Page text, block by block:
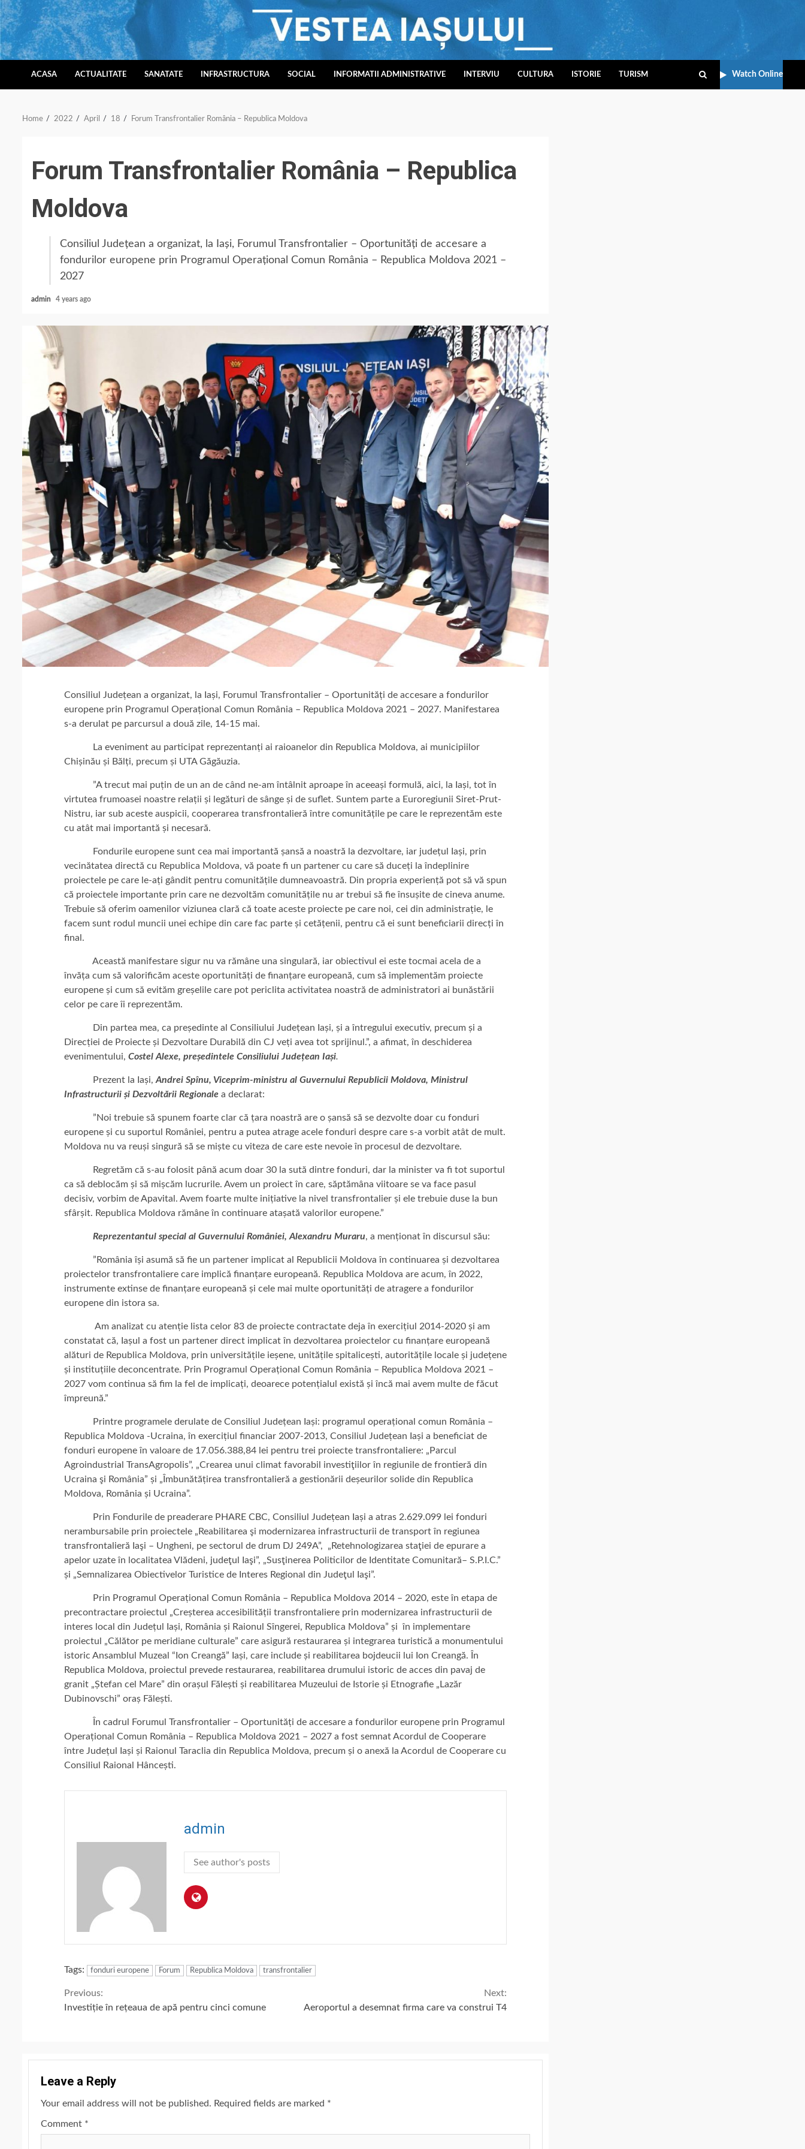
Skip
to
content
ACASA ACTUALITATE SANATATE INFRASTRUCTURA SOCIAL INFORMATII ADMINISTRATIVE INTERVIU CULTURA ISTORIE TURISM Watch Online
Home 2022 April 18 Forum Transfrontalier România – Republica Moldova
Forum Transfrontalier România – Republica
Moldova
Consiliul Județean a organizat, la Iași, Forumul Transfrontalier – Oportunități de accesare a
fondurilor europene prin Programul Operațional Comun România – Republica Moldova 2021 –
2027
admin 4 years ago
Consiliul Județean a organizat, la Iași, Forumul Transfrontalier – Oportunități de accesare a fondurilor
europene prin Programul Operațional Comun România – Republica Moldova 2021 – 2027. Manifestarea
s-a derulat pe parcursul a două zile, 14-15 mai.
La eveniment au participat reprezentanți ai raioanelor din Republica Moldova, ai municipiilor
Chișinău și Bălți, precum și UTA Găgăuzia.
”A trecut mai puțin de un an de când ne-am întâlnit aproape în aceeași formulă, aici, la Iași, tot în
virtutea frumoasei noastre relații și legături de sânge și de suflet. Suntem parte a Euroregiunii Siret-Prut-
Nistru, iar sub aceste auspicii, cooperarea transfrontalieră între comunitățile pe care le reprezentăm este
cu atât mai importantă și necesară.
Fondurile europene sunt cea mai importantă șansă a noastră la dezvoltare, iar județul Iași, prin
vecinătatea directă cu Republica Moldova, vă poate fi un partener cu care să duceți la îndeplinire
proiectele pe care le-ați gândit pentru comunitățile dumneavoastră. Din propria experiență pot să vă spun
că proiectele importante prin care ne dezvoltăm comunitățile nu ar trebui să fie însușite de cineva anume.
Trebuie să oferim oamenilor viziunea clară că toate aceste proiecte pe care noi, cei din administrație, le
facem sunt rodul muncii unei echipe din care fac parte și cetățenii, pentru că ei sunt beneficiarii direcți în
final.
Această manifestare sigur nu va rămâne una singulară, iar obiectivul ei este tocmai acela de a
învăța cum să valorificăm aceste oportunități de finanțare europeană, cum să implementăm proiecte
europene și cum să evităm greșelile care pot periclita activitatea noastră de administratori ai bunăstării
celor pe care îi reprezentăm.
Din partea mea, ca președinte al Consiliului Județean Iași, și a întregului executiv, precum și a
Direcției de Proiecte și Dezvoltare Durabilă din CJ veți avea tot sprijinul.”, a afimat, în deschiderea
evenimentului, Costel Alexe, președintele Consiliului Județean Iași.
Prezent la Iași, Andrei Spînu, Viceprim-ministru al Guvernului Republicii Moldova, Ministrul
Infrastructurii și Dezvoltării Regionale a declarat:
”Noi trebuie să spunem foarte clar că țara noastră are o șansă să se dezvolte doar cu fonduri
europene și cu suportul României, pentru a putea atrage acele fonduri despre care s-a vorbit atât de mult.
Moldova nu va reuși singură să se miște cu viteza de care este nevoie în procesul de dezvoltare.
Regretăm că s-au folosit până acum doar 30 la sută dintre fonduri, dar la minister va fi tot suportul
ca să deblocăm și să mișcăm lucrurile. Avem un proiect în care, săptămâna viitoare se va face pasul
decisiv, vorbim de Apavital. Avem foarte multe inițiative la nivel transfrontalier și ele trebuie duse la bun
sfârșit. Republica Moldova rămâne în continuare atașată valorilor europene.”
Reprezentantul special al Guvernului României, Alexandru Muraru, a menționat în discursul său:
”România își asumă să fie un partener implicat al Republicii Moldova în continuarea și dezvoltarea
proiectelor transfrontaliere care implică finanțare europeană. Republica Moldova are acum, în 2022,
instrumente extinse de finanțare europeană și cele mai multe oportunități de atragere a fondurilor
europene din istora sa.
Am analizat cu atenție lista celor 83 de proiecte contractate deja în exercițiul 2014-2020 și am
constatat că, Iașul a fost un partener direct implicat în dezvoltarea proiectelor cu finanțare europeană
alături de Republica Moldova, prin universitățile ieșene, unitățile spitalicești, autoritățile locale și județene
și instituțiile deconcentrate. Prin Programul Operațional Comun România – Republica Moldova 2021 –
2027 vom continua să fim la fel de implicați, deoarece potențialul există și încă mai avem multe de făcut
împreună.”
Printre programele derulate de Consiliul Județean Iași: programul operațional comun România –
Republica Moldova -Ucraina, în exercițiul financiar 2007-2013, Consiliul Județean Iași a beneficiat de
fonduri europene în valoare de 17.056.388,84 lei pentru trei proiecte transfrontaliere: „Parcul
Agroindustrial TransAgropolis”, „Crearea unui climat favorabil investiţiilor în regiunile de frontieră din
Ucraina şi România” și „Îmbunătățirea transfrontalieră a gestionării deșeurilor solide din Republica
Moldova, România și Ucraina”.
Prin Fondurile de preaderare PHARE CBC, Consiliul Județean Iași a atras 2.629.099 lei fonduri
nerambursabile prin proiectele „Reabilitarea şi modernizarea infrastructurii de transport în regiunea
transfrontalieră Iaşi – Ungheni, pe sectorul de drum DJ 249A”, „Retehnologizarea staţiei de epurare a
apelor uzate în localitatea Vlădeni, judeţul Iaşi”, „Susţinerea Politicilor de Identitate Comunitară– S.P.I.C.”
și „Semnalizarea Obiectivelor Turistice de Interes Regional din Judeţul Iaşi”.
Prin Programul Operațional Comun România – Republica Moldova 2014 – 2020, este în etapa de
precontractare proiectul „Creșterea accesibilității transfrontaliere prin modernizarea infrastructurii de
interes local din Județul Iași, România și Raionul Sîngerei, Republica Moldova” și în implementare
proiectul „Călător pe meridiane culturale” care asigură restaurarea și integrarea turistică a monumentului
istoric Ansamblul Muzeal “Ion Creangă” Iași, care include și reabilitarea bojdeucii lui Ion Creangă. În
Republica Moldova, proiectul prevede restaurarea, reabilitarea drumului istoric de acces din pavaj de
granit „Ștefan cel Mare” din orașul Fălești și reabilitarea Muzeului de Istorie și Etnografie „Lazăr
Dubinovschi” oraș Fălești.
În cadrul Forumul Transfrontalier – Oportunități de accesare a fondurilor europene prin Programul
Operațional Comun România – Republica Moldova 2021 – 2027 a fost semnat Acordul de Cooperare
între Județul Iași și Raionul Taraclia din Republica Moldova, precum și o anexă la Acordul de Cooperare cu
Consiliul Raional Hâncești.
admin
See author's posts
Tags: fonduri europene Forum Republica Moldova transfrontalier
Continue
Previous:
Investiție în rețeaua de apă pentru cinci comune
Next:
Aeroportul a desemnat firma care va construi T4
Leave a Reply
Your email address will not be published. Required fields are marked *
Comment *